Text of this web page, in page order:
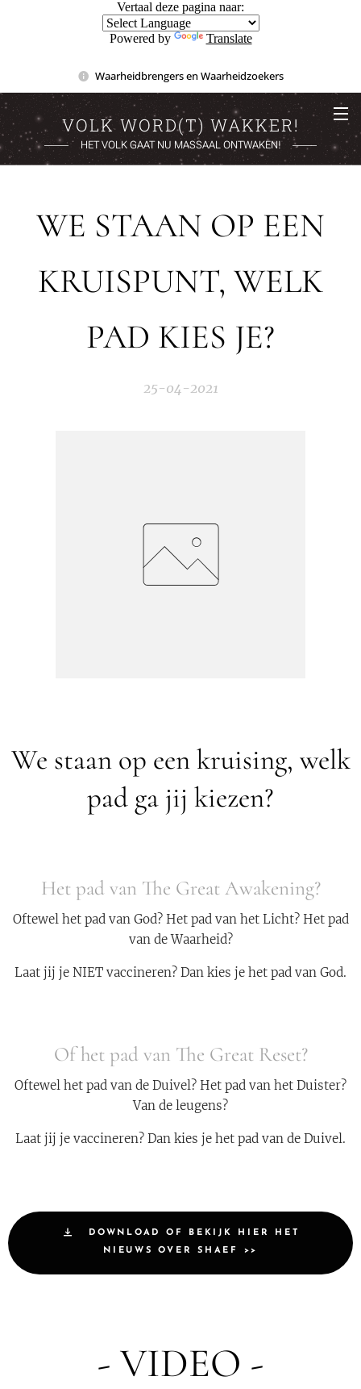
Vertaal deze pagina naar:
Powered by Translate
Waarheidbrengers en Waarheidzoekers
VOLK WORD(T) WAKKER!
HET VOLK GAAT NU MASSAAL ONTWAKEN!
WE STAAN OP EEN
KRUISPUNT, WELK
PAD KIES JE?
25-04-2021
We staan op een kruising, welk
pad ga jij kiezen?
Het pad van The Great Awakening?
Oftewel het pad van God? Het pad van het Licht? Het pad
van de Waarheid?
Laat jij je NIET vaccineren? Dan kies je het pad van God.
Of het pad van The Great Reset?
Oftewel het pad van de Duivel? Het pad van het Duister?
Van de leugens?
Laat jij je vaccineren? Dan kies je het pad van de Duivel.
DOWNLOAD OF BEKIJK HIER HET
NIEUWS OVER SHAEF >>
- VIDEO -